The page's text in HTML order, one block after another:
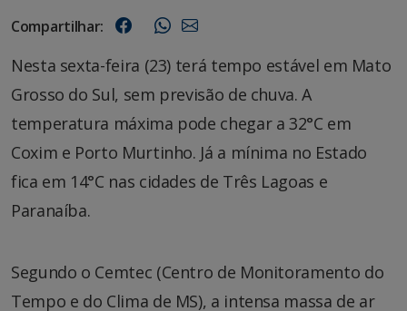
Compartilhar:
Nesta sexta-feira (23) terá tempo estável em Mato
Grosso do Sul, sem previsão de chuva. A
temperatura máxima pode chegar a 32°C em
Coxim e Porto Murtinho. Já a mínima no Estado
fica em 14°C nas cidades de Três Lagoas e
Paranaíba.
Segundo o Cemtec (Centro de Monitoramento do
Tempo e do Clima de MS), a intensa massa de ar